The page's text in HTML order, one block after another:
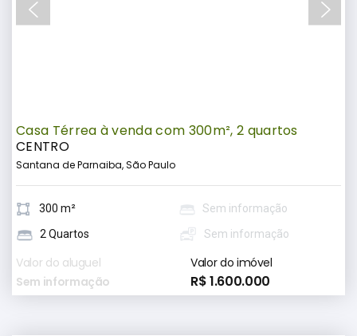
Casa Térrea à venda com 300m², 2 quartos
CENTRO
Santana de Parnaiba, São Paulo
300 m²
Sem informação
2 Quartos
Sem informação
Valor do aluguel
Sem informação
Valor do imóvel
R$ 1.600.000